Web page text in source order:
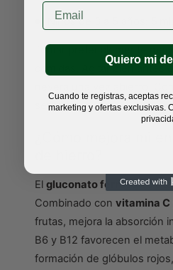
Niños de 3 a 5 años: 5
Tomar preferiblemente
comidas. Agitar bien antes
semanas.
Elgluconato ferrosoes
Combinado convitamina C
frutas, mejora la absorción
B6 y B12 favorecen el
formación de glóbulos
Email
Quiero mi
Cuando te registras, aceptas
marketing y ofertas exclusivas.